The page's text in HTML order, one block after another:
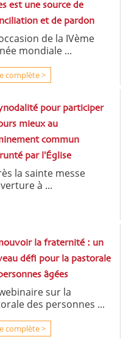
est une source de
et de pardon
de la IVème
mondiale ...
complète >
pour participer
mieux au
commun
par l'Église
la sainte messe
à ...
la fraternité : un
défi pour la pastorale
âgées
sur la
des personnes ...
complète >